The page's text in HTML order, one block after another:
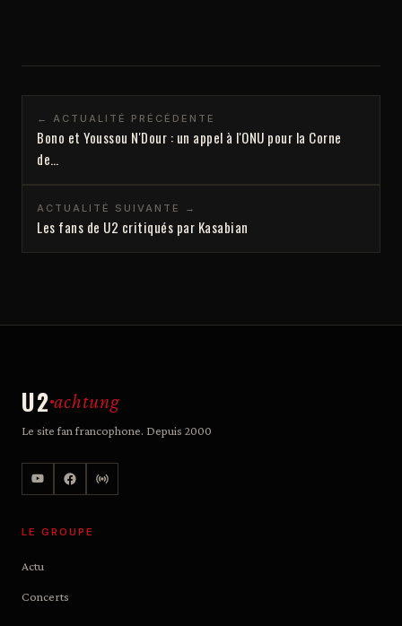
← ACTUALITÉ PRÉCÉDENTE
Bono et Youssou N'Dour : un appel à l'ONU pour la Corne
de…
ACTUALITÉ SUIVANTE →
Les fans de U2 critiqués par Kasabian
U2 achtung
Le site fan francophone. Depuis 2000
LE GROUPE
Actu
Concerts